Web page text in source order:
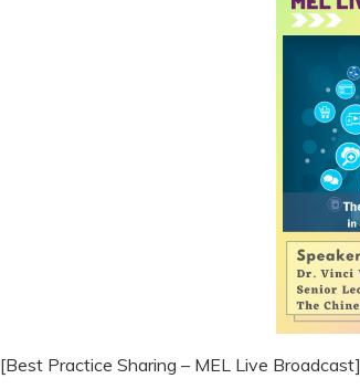
[Best Practice Sharing – MEL Live Broadcast]